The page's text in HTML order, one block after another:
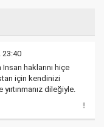
23:40
haklarını hiçe
için kendinizi
yırtınmanız dileğiyle.